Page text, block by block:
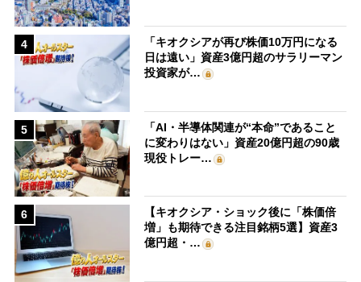
4
「キオクシアが再び株価10万円になる
日は遠い」資産3億円超のサラリーマン
投資家が…
5
「AI・半導体関連が“本命”であること
に変わりはない」資産20億円超の90歳
現役トレー…
6
【キオクシア・ショック後に「株価倍
増」も期待できる注目銘柄5選】資産3
億円超・…